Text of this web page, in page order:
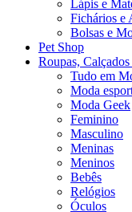
Lápis e
Fichários e
Bolsas e
Pet Shop
Roupas,
Tudo em
Moda
Moda Geek
Feminino
Masculino
Meninas
Meninos
Bebês
Relógios
Óculos